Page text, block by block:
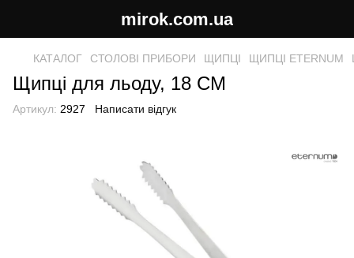
mirok.com.ua
КАТАЛОГ СТОЛОВІ ПРИБОРИ ЩИПЦІ ЩИПЦІ ETERNUM
Щипці для льоду, 18 СМ
Артикул: 2927 Написати відгук